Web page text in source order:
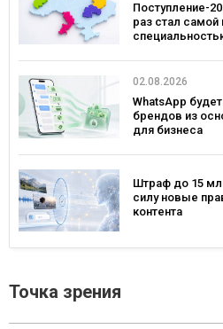
Поступление-
раз стал самой
02.08.2026
WhatsApp
брендов из
для бизнеса
Штраф до 15
силу новые
контента
Точка зрения